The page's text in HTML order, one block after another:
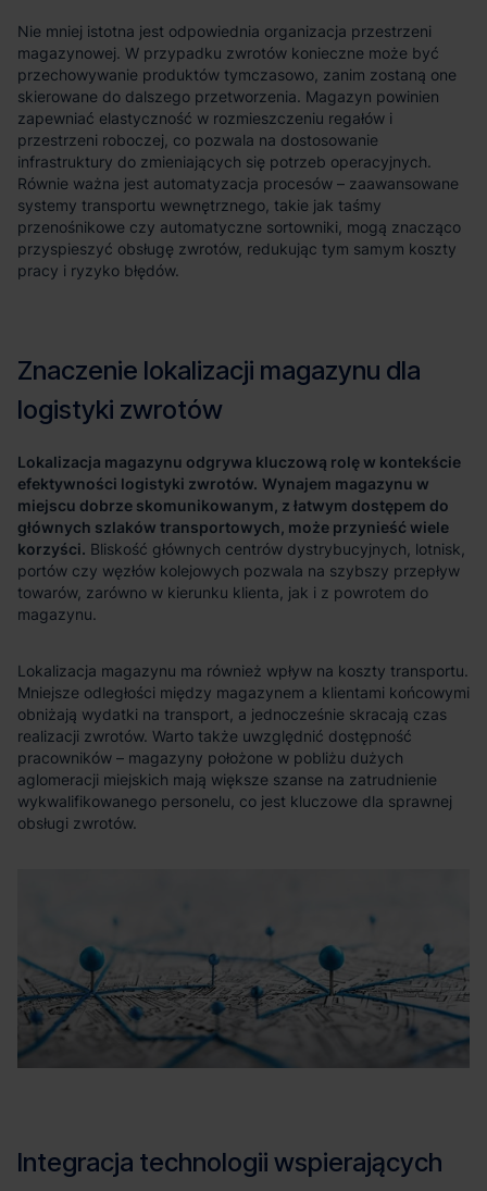
Lokalizacja magazynu odgrywa kluczową rolę w kontekście
efektywności logistyki zwrotów. Wynajem magazynu w
miejscu dobrze skomunikowanym, z łatwym dostępem do
głównych szlaków transportowych, może przynieść wiele
korzyści.